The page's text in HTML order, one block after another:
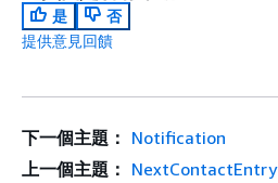
是
否
提供意見回饋
下一個主題： Notification
上一個主題： NextContactEntry